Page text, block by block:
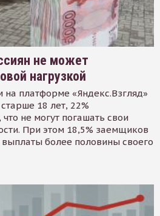
не может
нагрузкой
платформе «Яндекс.Взгляд»
18 лет, 22%
не могут погашать свои
При этом 18,5% заемщиков
более половины своего